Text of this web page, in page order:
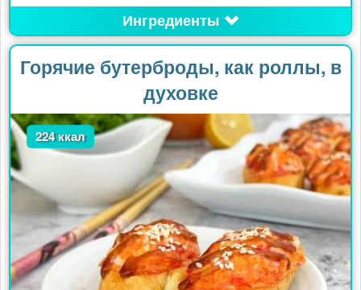
Ингредиенты
Горячие бутерброды, как роллы, в
духовке
224 ккал